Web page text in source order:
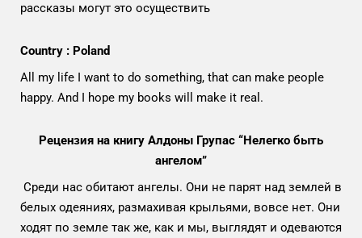
рассказы могут это осуществить
Country : Poland
All my life I want to do something, that can make people
happy. And I hope my books will make it real.
Рецензия на книгу Алдоны Групас “Нелегко быть
ангелом”
Среди нас обитают ангелы. Они не парят над землей в
белых одеяниях, размахивая крыльями, вовсе нет. Они
ходят по земле так же, как и мы, выглядят и одеваются